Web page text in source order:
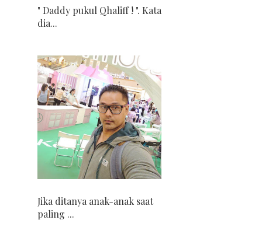
" Daddy pukul Qhaliff ! ". Kata
dia...
Jika ditanya anak-anak saat
paling ...